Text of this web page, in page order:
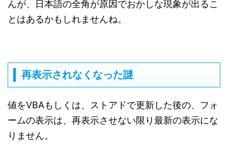
んが、日本語の全角が原因でおかしな現象が出るこ
とはあるかもしれませんね。
再表示されなくなった謎
値をVBAもしくは、ストアドで更新した後の、フォ
ームの表示は、再表示させない限り最新の表示にな
りません。